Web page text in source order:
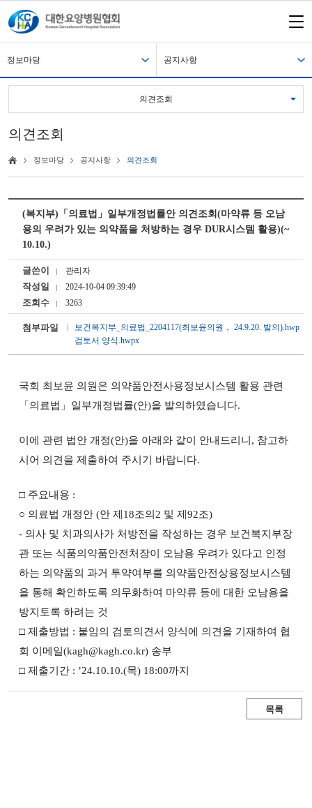
정보마당 공지사항
의견조회
의견조회
정보마당 공지사항 의견조회
(복지부)「의료법」일부개정법률안 의견조회(마약류 등 오남
용의 우려가 있는 의약품을 처방하는 경우 DUR시스템 활용)(~
10.10.)
글쓴이 관리자
작성일 2024-10-04 09:39:49
조회수 3263
첨부파일
보건복지부_의료법_2204117(최보윤의원， 24.9.20. 발의).hwp
검토서 양식.hwpx
국회 최보윤 의원은 의약품안전사용정보시스템 활용 관련
「의료법」일부개정법률(안)을 발의하였습니다.
이에 관련 법안 개정(안)을 아래와 같이 안내드리니, 참고하
시어 의견을 제출하여 주시기 바랍니다.
□ 주요내용 :
○ 의료법 개정안 (안 제18조의2 및 제92조)
- 의사 및 치과의사가 처방전을 작성하는 경우 보건복지부장
관 또는 식품의약품안전처장이 오남용 우려가 있다고 인정
하는 의약품의 과거 투약여부를 의약품안전상용정보시스템
을 통해 확인하도록 의무화하여 마약류 등에 대한 오남용을
방지토록 하려는 것
□ 제출방법 : 붙임의 검토의견서 양식에 의견을 기재하여 협
회 이메일(kagh@kagh.co.kr) 송부
□ 제출기간 : ’24.10.10.(목) 18:00까지
목록